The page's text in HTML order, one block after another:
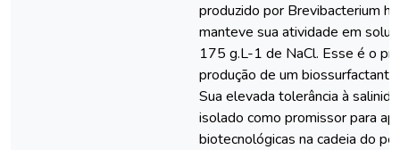
produzido por Brevibacterium
manteve sua atividade em
175 g.L-1 de NaCl. Esse é o
produção de um
Sua elevada tolerância à
isolado como promissor para
biotecnológicas na cadeia do